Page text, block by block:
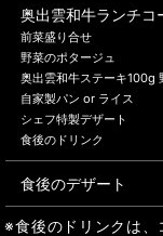
奥出雲和牛ランチコ
前菜盛り合せ
野菜のポタージュ
奥出雲和牛ステーキ100g
自家製パン or ライス
シェフ特製デザート
食後のドリンク
食後のデザート
※食後のドリンクは